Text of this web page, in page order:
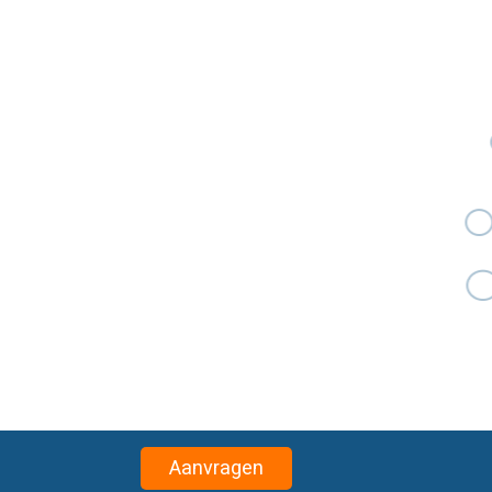
Aanvragen